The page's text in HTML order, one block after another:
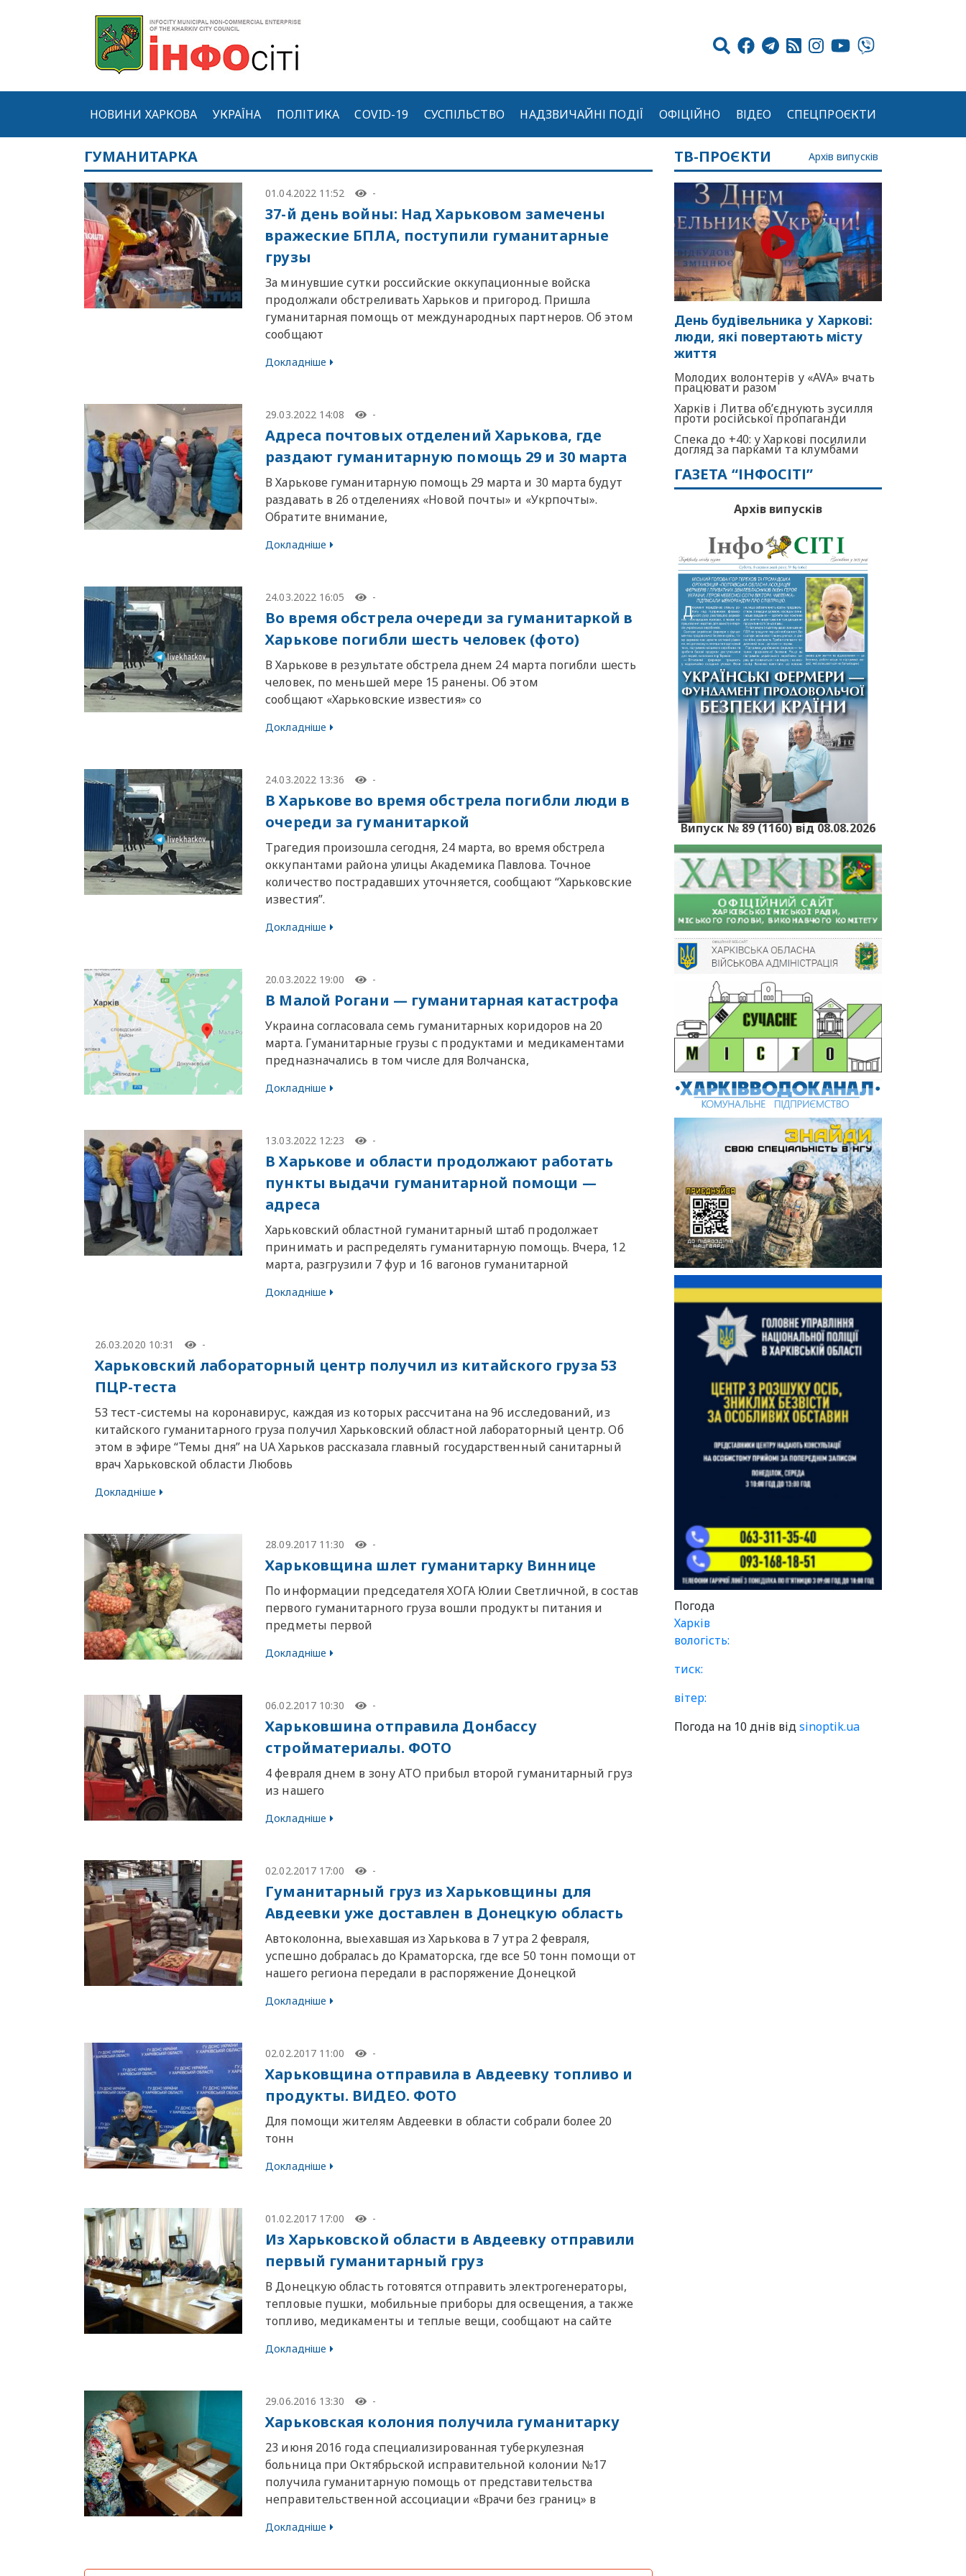
НОВИНИ ХАРКОВА УКРАЇНА ПОЛІТИКА COVID-19 СУСПІЛЬСТВО НАДЗВИЧАЙНІ ПОДІЇ ОФІЦІЙНО ВІДЕО СПЕЦПРОЄКТИ
ГУМАНИТАРКА
01.04.2022 11:52 -
37-й день войны: Над Харьковом замечены
вражеские БПЛА, поступили гуманитарные
грузы
За минувшие сутки российские оккупационные войска
продолжали обстреливать Харьков и пригород. Пришла
гуманитарная помощь от международных партнеров. Об этом
сообщают
Докладніше
29.03.2022 14:08 -
Адреса почтовых отделений Харькова, где
раздают гуманитарную помощь 29 и 30 марта
В Харькове гуманитарную помощь 29 марта и 30 марта будут
раздавать в 26 отделениях «Новой почты» и «Укрпочты».
Обратите внимание,
Докладніше
24.03.2022 16:05 -
Во время обстрела очереди за гуманитаркой в
Харькове погибли шесть человек (фото)
В Харькове в результате обстрела днем ​​24 марта погибли шесть
человек, по меньшей мере 15 ранены. Об этом
сообщают «Харьковские известия» со
Докладніше
24.03.2022 13:36 -
В Харькове во время обстрела погибли люди в
очереди за гуманитаркой
Трагедия произошла сегодня, 24 марта, во время обстрела
оккупантами района улицы Академика Павлова. Точное
количество пострадавших уточняется, сообщают “Харьковские
известия”.
Докладніше
20.03.2022 19:00 -
В Малой Рогани — гуманитарная катастрофа
Украина согласовала семь гуманитарных коридоров на 20
марта. Гуманитарные грузы с продуктами и медикаментами
предназначались в том числе для Волчанска,
Докладніше
13.03.2022 12:23 -
В Харькове и области продолжают работать
пункты выдачи гуманитарной помощи —
адреса
Харьковский областной гуманитарный штаб продолжает
принимать и распределять гуманитарную помощь. Вчера, 12
марта, разгрузили 7 фур и 16 вагонов гуманитарной
Докладніше
26.03.2020 10:31 -
Харьковский лабораторный центр получил из китайского груза 53
ПЦР-теста
53 тест-системы на коронавирус, каждая из которых рассчитана на 96 исследований, из
китайского гуманитарного груза получил Харьковский областной лабораторный центр. Об
этом в эфире “Темы дня” на UA Харьков рассказала главный государственный санитарный
врач Харьковской области Любовь
Докладніше
28.09.2017 11:30 -
Харьковщина шлет гуманитарку Виннице
По информации председателя ХОГА Юлии Светличной, в состав
первого гуманитарного груза вошли продукты питания и
предметы первой
Докладніше
06.02.2017 10:30 -
Харьковшина отправила Донбассу
стройматериалы. ФОТО
4 февраля днем в зону АТО прибыл второй гуманитарный груз
из нашего
Докладніше
02.02.2017 17:00 -
Гуманитарный груз из Харьковщины для
Авдеевки уже доставлен в Донецкую область
Автоколонна, выехавшая из Харькова в 7 утра 2 февраля,
успешно добралась до Краматорска, где все 50 тонн помощи от
нашего региона передали в распоряжение Донецкой
Докладніше
02.02.2017 11:00 -
Харьковщина отправила в Авдеевку топливо и
продукты. ВИДЕО. ФОТО
Для помощи жителям Авдеевки в области собрали более 20
тонн
Докладніше
01.02.2017 17:00 -
Из Харьковской области в Авдеевку отправили
первый гуманитарный груз
В Донецкую область готовятся отправить электрогенераторы,
тепловые пушки, мобильные приборы для освещения, а также
топливо, медикаменты и теплые вещи, сообщают на сайте
Докладніше
29.06.2016 13:30 -
Харьковская колония получила гуманитарку
23 июня 2016 года специализированная туберкулезная
больница при Октябрьской исправительной колонии №17
получила гуманитарную помощь от представительства
неправительственной ассоциации «Врачи без границ» в
Докладніше
ТВ-ПРОЄКТИ Архів випусків
День будівельника у Харкові:
люди, які повертають місту
життя
Молодих волонтерів у «AVA» вчать
працювати разом
Харків і Литва об’єднують зусилля
проти російської пропаганди
Спека до +40: у Харкові посилили
догляд за парками та клумбами
ГАЗЕТА “ІНФОСІТІ”
Архів випусків
Випуск № 89 (1160) від 08.08.2026
Погода
Харків
вологість:
тиск:
вітер:
Погода на 10 днів відsinoptik.ua